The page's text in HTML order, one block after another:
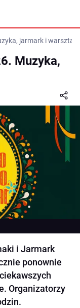
jarmark i warsztaty
Muzyka,
i Jarmark
ponownie
Organizatorzy